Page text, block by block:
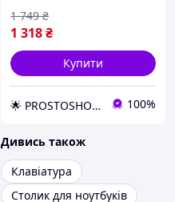
1 318₴
1 749 ₴
Купити
🌟 PROSTOSHOP.TOP 🌟 100%
Дивись також
Клавіатура
Столик для ноутбуків